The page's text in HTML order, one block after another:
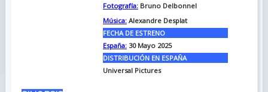
Fotografía:Bruno Delbonnel
Música:Alexandre Desplat
FECHA DE ESTRENO
España:30 Mayo 2025
DISTRIBUCIÓN EN ESPAÑA
Universal Pictures